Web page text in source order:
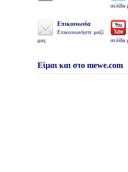
σελίδα
Επικοινωνία
Επικοινωνήστε μαζί
μας
Είμαι και στο mewe.com